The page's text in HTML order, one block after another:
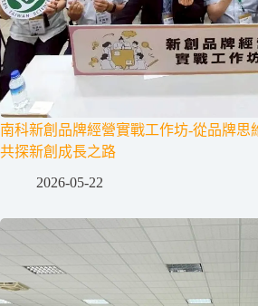
南科新創品牌經營實戰工作坊-從品牌思
共探新創成長之路
2026-05-22